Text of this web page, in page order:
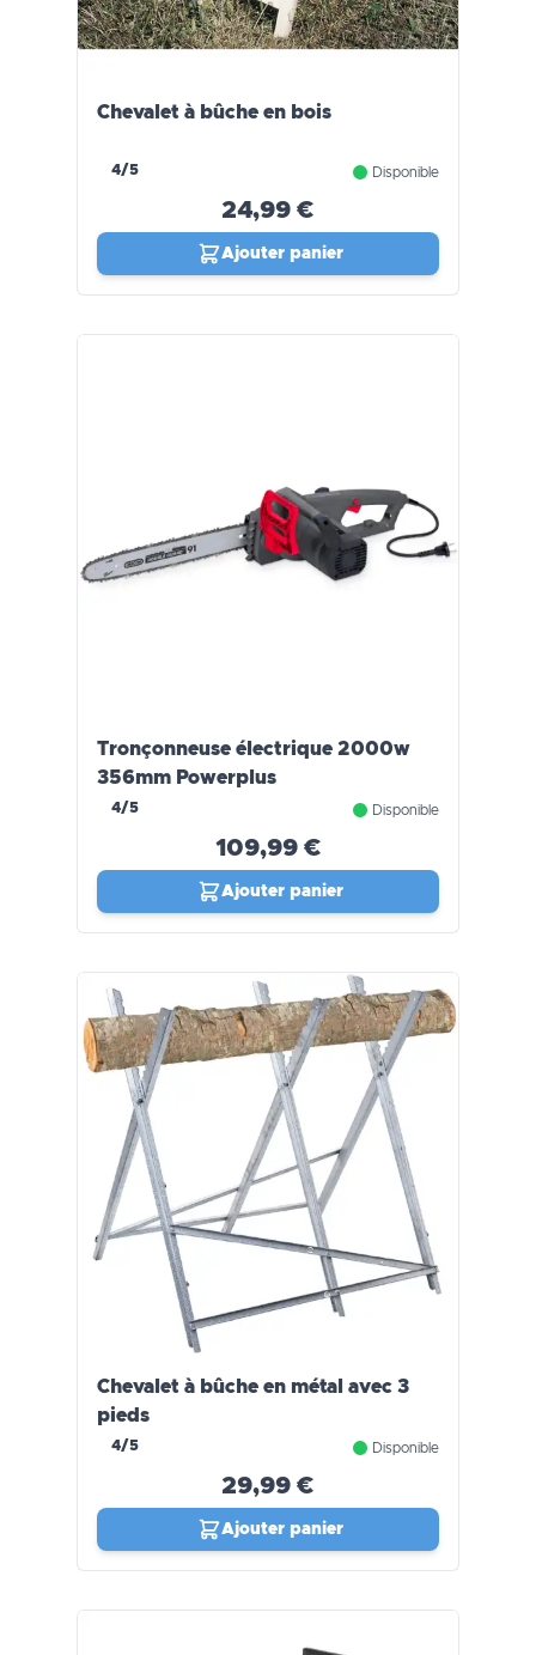
Chevalet à bûche en bois
4/5 Disponible
24,99 €
Ajouter panier
Tronçonneuse électrique 2000w
356mm Powerplus
4/5 Disponible
109,99 €
Ajouter panier
Chevalet à bûche en métal avec 3
pieds
4/5 Disponible
29,99 €
Ajouter panier